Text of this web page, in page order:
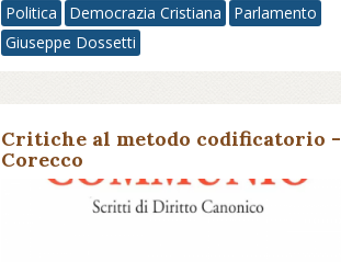
Politica
Democrazia Cristiana
Parlamento
Giuseppe Dossetti
Critiche al metodo codificatorio -
Corecco